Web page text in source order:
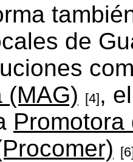
de
(MAG) [4],